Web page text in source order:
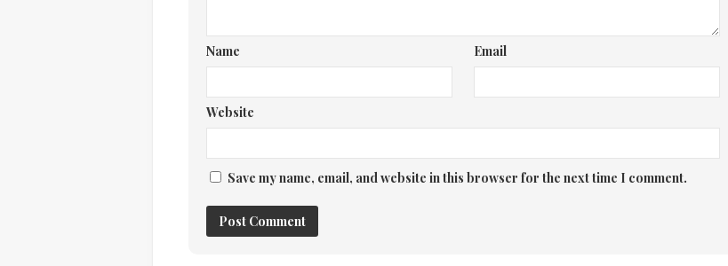
Name Email
Website
Save my name, email, and website in this browser for the next time I comment.